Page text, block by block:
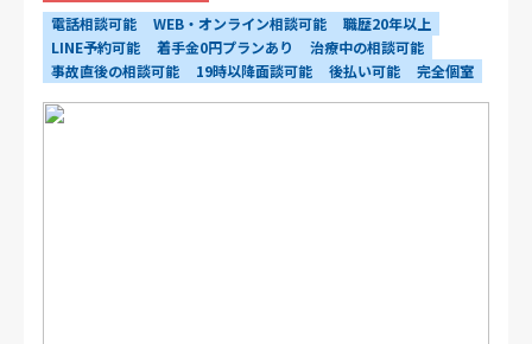
電話相談可能 WEB・オンライン相談可能
職歴20年以上
LINE予約可能
着手金0円プランあり
治療中の相談可能
事故直後の相談可能
19時以降面談可能 後払い可能 完全個室